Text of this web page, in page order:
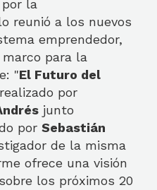
la
reunió a los nuevos
emprendedor,
para la
"El Futuro del
por
junto
por Sebastián
de la misma
ofrece una visión
los próximos 20